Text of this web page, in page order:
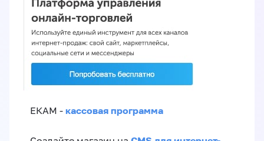
ЕКАМ - кассовая программа